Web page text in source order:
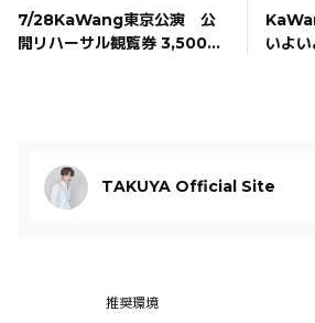
7/28KaWang東京公演 公
開リハーサル観覧券 3,500円
いよ
TAKUYA Official Site
推奨環境